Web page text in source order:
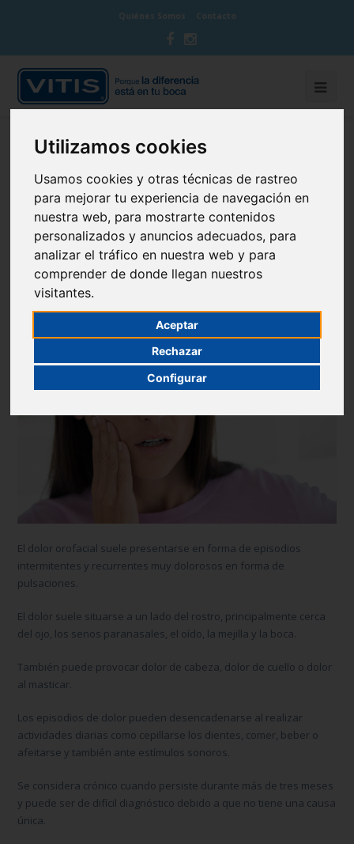
Utilizamos cookies
Usamos cookies y otras técnicas de rastreo
para mejorar tu experiencia de navegación en
nuestra web, para mostrarte contenidos
personalizados y anuncios adecuados, para
analizar el tráfico en nuestra web y para
comprender de donde llegan nuestros
visitantes.
Aceptar
Rechazar
Configurar
Quiénes Somos Contacto
BLOG CUIDA TU BOCA
¿Qué es el dolor orofacial?
19 de August de 2019 Sin categoría
El dolor orofacial suele presentarse en forma de episodios
intermitentes y recurrentes muy dolorosos en forma de
pulsaciones.
El dolor suele situarse a un lado del rostro, principalmente cerca
del ojo, los senos paranasales, el oído, la mejilla y la boca.
También puede provocar dolor de cabeza, dolor de cuello o dolor
al masticar.
Los episodios de dolor pueden desencadenarse al realizar
actividades diarias como cepillarse los dientes, comer, beber o
afeitarse y también ante estímulos sonoros.
Se considera crónico cuando persiste durante más de tres meses
y puede ser de difícil diagnóstico debido a que no tiene una causa
única.